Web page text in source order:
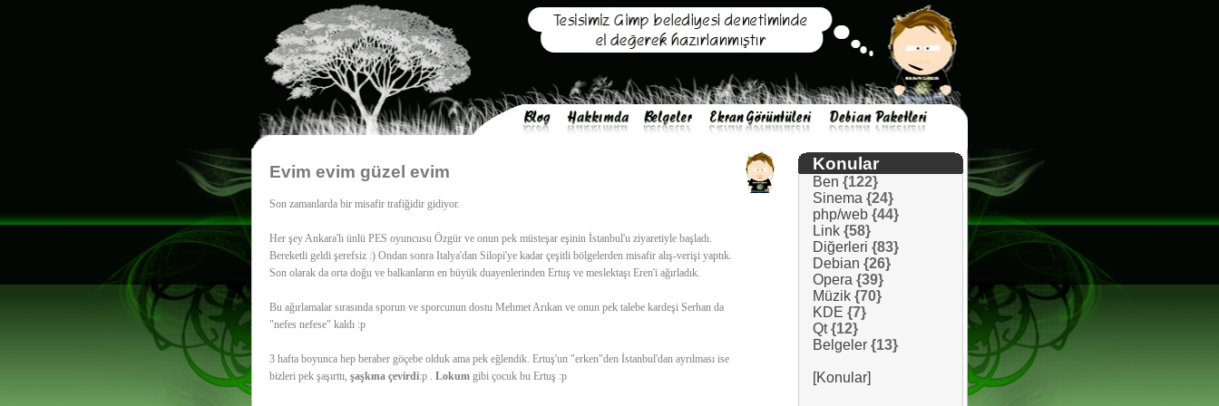
Evim evim güzel evim
Son zamanlarda bir misafir trafiğidir gidiyor.
Her şey Ankara'lı ünlü PES oyuncusu Özgür ve onun pek müsteşar eşinin İstanbul'u ziyaretiyle başladı.
Bereketli geldi şerefsiz :) Ondan sonra Italya'dan Silopi'ye kadar çeşitli bölgelerden misafir alış-verişi yaptık.
Son olarak da orta doğu ve balkanların en büyük duayenlerinden Ertuş ve meslektaşı Eren'i ağırladık.
Bu ağırlamalar sırasında sporun ve sporcunun dostu Mehmet Arıkan ve onun pek talebe kardeşi Serhan da
"nefes nefese" kaldı :p
3 hafta boyunca hep beraber göçebe olduk ama pek eğlendik. Ertuş'un "erken"den İstanbul'dan ayrılması ise
bizleri pek şaşırttı, şaşkına çevirdi:p . Lokumgibi çocuk bu Ertuş :p
Konular
Ben {122}
Sinema {24}
php/web {44}
Link {58}
Diğerleri {83}
Debian {26}
Opera {39}
Müzik {70}
KDE {7}
Qt {12}
Belgeler {13}
[Konular]